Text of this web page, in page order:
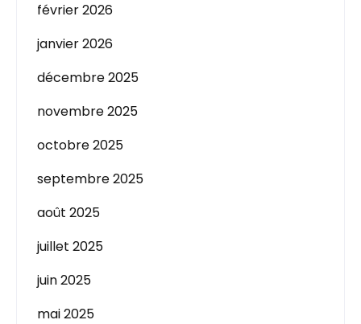
février 2026
janvier 2026
décembre 2025
novembre 2025
octobre 2025
septembre 2025
août 2025
juillet 2025
juin 2025
mai 2025